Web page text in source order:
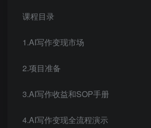
课程目录
1.AI写作变现市场
2.项目准备
3.AI写作收益和SOP手册
4.AI写作变现全流程演示